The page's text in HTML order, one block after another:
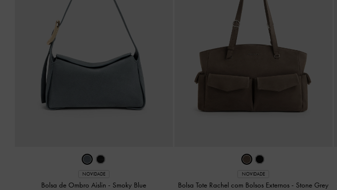
NOVIDADE
Bolsa de Ombro Aislin - Smoky Blue
NOVIDADE
Bolsa Tote Rachel com Bolsos Externos - Stone Grey